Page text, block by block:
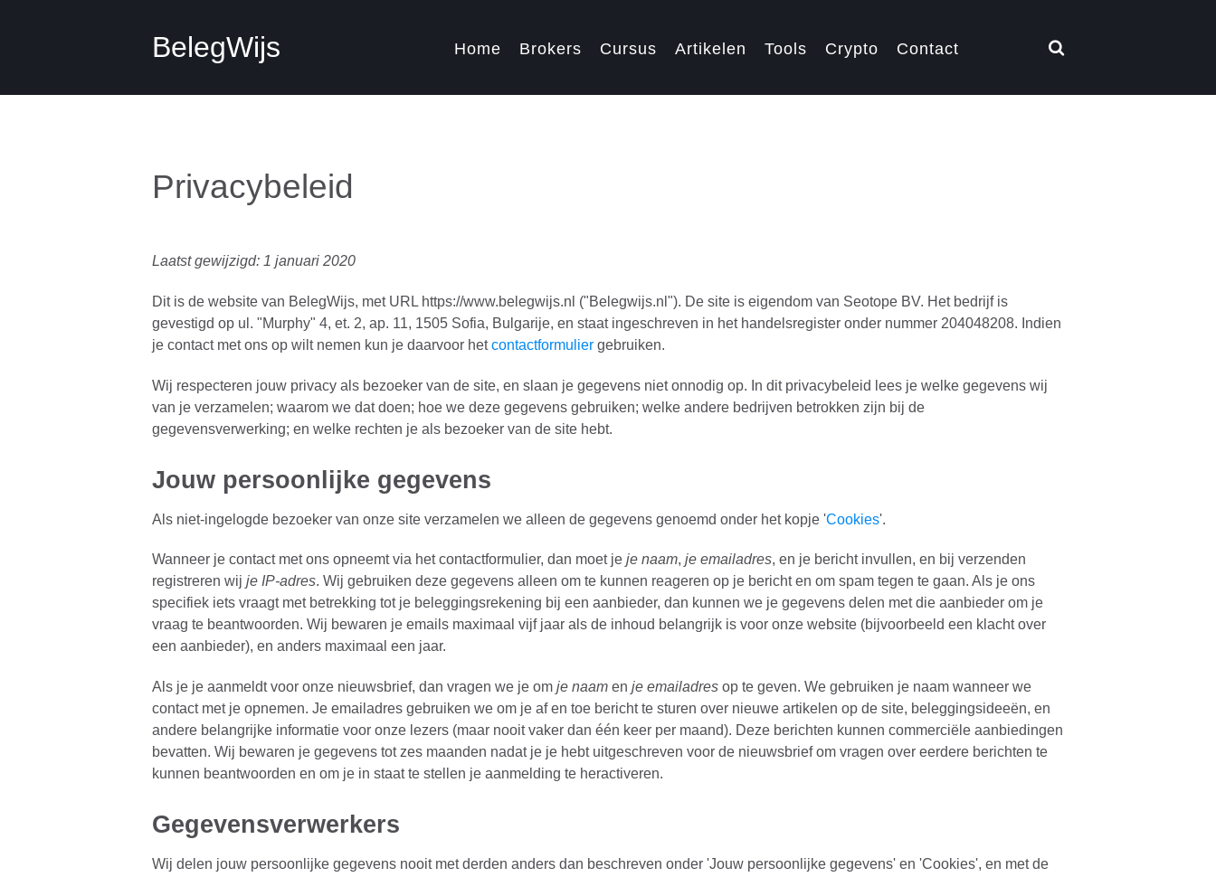
BelegWijs Home Brokers Cursus Artikelen Tools Crypto Contact
Privacybeleid
Laatst gewijzigd: 1 januari 2020
Dit is de website van BelegWijs, met URL https://www.belegwijs.nl ("Belegwijs.nl"). De site is eigendom van Seotope BV. Het bedrijf is
gevestigd op ul. "Murphy" 4, et. 2, ap. 11, 1505 Sofia, Bulgarije, en staat ingeschreven in het handelsregister onder nummer 204048208. Indien
je contact met ons op wilt nemen kun je daarvoor hetcontactformulier gebruiken.
Wij respecteren jouw privacy als bezoeker van de site, en slaan je gegevens niet onnodig op. In dit privacybeleid lees je welke gegevens wij
van je verzamelen; waarom we dat doen; hoe we deze gegevens gebruiken; welke andere bedrijven betrokken zijn bij de
gegevensverwerking; en welke rechten je als bezoeker van de site hebt.
Jouw persoonlijke gegevens
Als niet-ingelogde bezoeker van onze site verzamelen we alleen de gegevens genoemd onder het kopje 'Cookies'.
Wanneer je contact met ons opneemt via het contactformulier, dan moet jeje naam,je emailadres, en je bericht invullen, en bij verzenden
registreren wijje IP-adres. Wij gebruiken deze gegevens alleen om te kunnen reageren op je bericht en om spam tegen te gaan. Als je ons
specifiek iets vraagt met betrekking tot je beleggingsrekening bij een aanbieder, dan kunnen we je gegevens delen met die aanbieder om je
vraag te beantwoorden. Wij bewaren je emails maximaal vijf jaar als de inhoud belangrijk is voor onze website (bijvoorbeeld een klacht over
een aanbieder), en anders maximaal een jaar.
Als je je aanmeldt voor onze nieuwsbrief, dan vragen we je omje naam enje emailadres op te geven. We gebruiken je naam wanneer we
contact met je opnemen. Je emailadres gebruiken we om je af en toe bericht te sturen over nieuwe artikelen op de site, beleggingsideeën, en
andere belangrijke informatie voor onze lezers (maar nooit vaker dan één keer per maand). Deze berichten kunnen commerciële aanbiedingen
bevatten. Wij bewaren je gegevens tot zes maanden nadat je je hebt uitgeschreven voor de nieuwsbrief om vragen over eerdere berichten te
kunnen beantwoorden en om je in staat te stellen je aanmelding te heractiveren.
Gegevensverwerkers
Wij delen jouw persoonlijke gegevens nooit met derden anders dan beschreven onder 'Jouw persoonlijke gegevens' en 'Cookies', en met de